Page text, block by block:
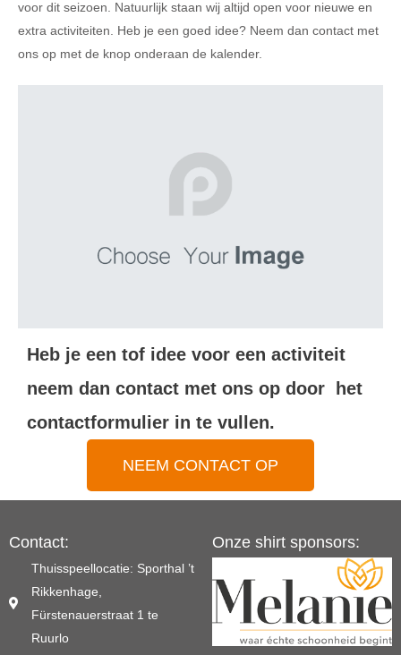
voor dit seizoen. Natuurlijk staan wij altijd open voor nieuwe en
extra activiteiten. Heb je een goed idee? Neem dan contact met
ons op met de knop onderaan de kalender.
Heb je een tof idee voor een activiteit
neem dan contact met ons op door het
contactformulier in te vullen.
NEEM CONTACT OP
Contact:
Thuisspeellocatie: Sporthal ’t
Rikkenhage,
Fürstenauerstraat 1 te
Ruurlo
Onze shirt sponsors: